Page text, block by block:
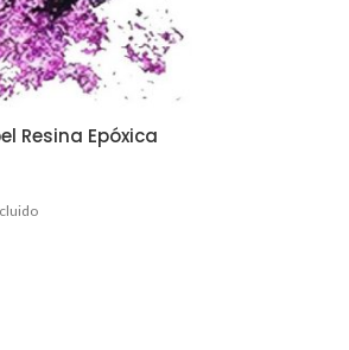
Resina Epóxica